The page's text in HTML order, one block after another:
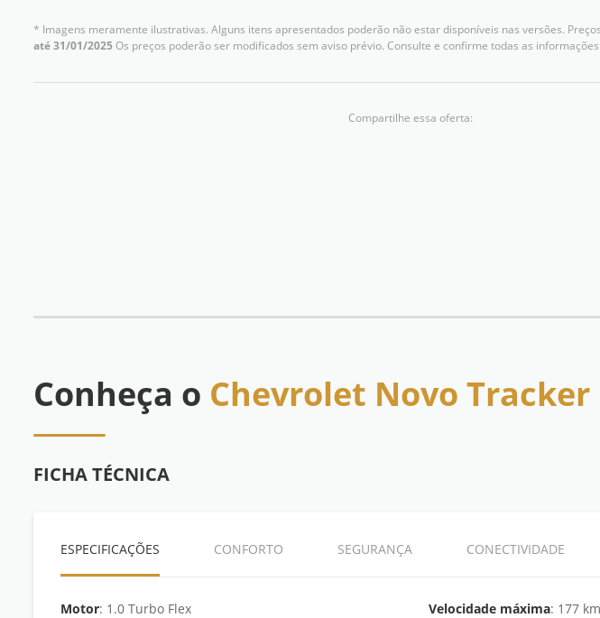
* Imagens meramente ilustrativas. Alguns itens apresentados poderão não estar disponíveis nas versões.
até 31/01/2025Os preços poderão ser modificados sem aviso prévio. Consulte e confirme todas as
Compartilhe essa oferta:
Conheça o Chevrolet Novo Tracker
FICHA TÉCNICA
ESPECIFICAÇÕES CONFORTO SEGURANÇA CONECTIVIDADE
Motor : 1.0 Turbo Flex
Velocidade máxima : 177